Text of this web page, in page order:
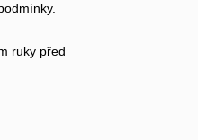
ruky před